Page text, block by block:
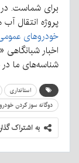
برای شماست. در
پروژه انتقال آب
خودرو‌های
شناسه‌های ما
استانداری
دوگانه سوز کردن
به اشتراک